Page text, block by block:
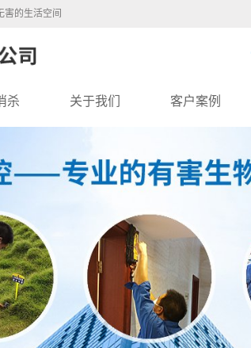
的生活空间
杀 关于我们 客户案例